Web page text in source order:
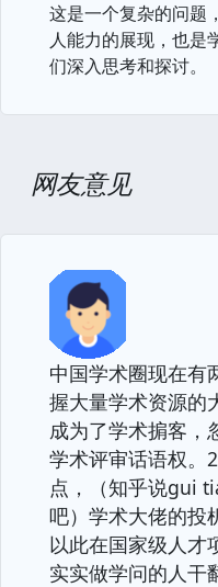
这是一个复杂的问题
人能力的展现，也是
们深入思考和探讨。
网友意见
中国学术圈现在有
握大量学术资源的
成为了学术掮客，
学术评审话语权。
点，（知乎说gui
吧）学术大佬的投
以此在国家级人才
实实做学问的人干